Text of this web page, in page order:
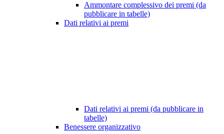
Ammontare complessivo dei premi (da
pubblicare in tabelle)
Dati relativi ai premi
Dati relativi ai premi (da pubblicare in
tabelle)
Benessere organizzativo